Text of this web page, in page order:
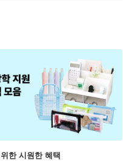
한 시원한 혜택